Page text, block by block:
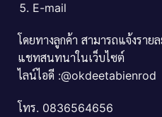
E-mail
โดยทางลูกค้า สามารถแจ้งราย
แชทสนทนาในเว็บไซต์
ไลน์ไอดี :@okdeetabienrod
โทร. 0836564656